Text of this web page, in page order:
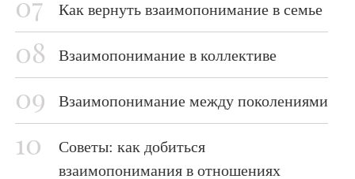
Как вернуть взаимопонимание в семье
Взаимопонимание в коллективе
Взаимопонимание между поколениями
Советы: как добиться
взаимопонимания в отношениях